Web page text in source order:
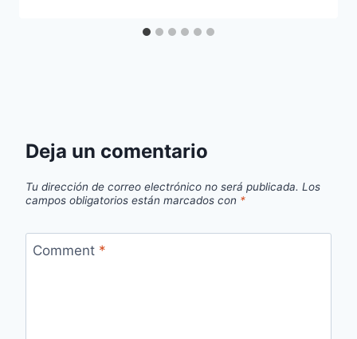
Deja un comentario
Tu dirección de correo electrónico no será publicada. Los
campos obligatorios están marcados con *
Comment *